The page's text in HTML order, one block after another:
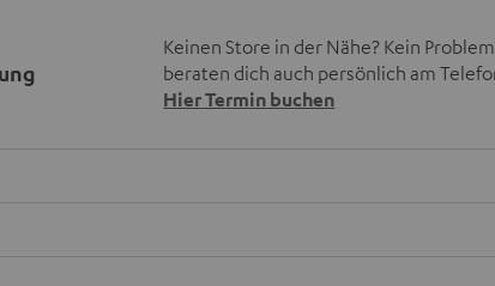
Keinen Store in der Nähe? Kein
beraten dich auch persönlich am
Hier Termin buchen